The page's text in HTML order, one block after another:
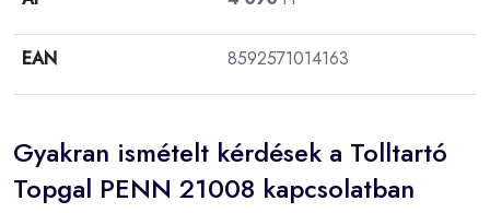
EAN 8592571014163
Gyakran ismételt kérdések a Tolltartó
Topgal PENN 21008 kapcsolatban